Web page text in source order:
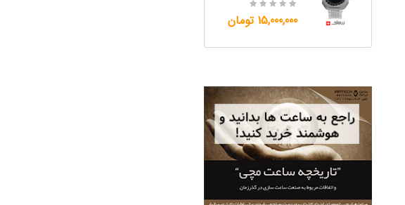
15,000,000 تومان